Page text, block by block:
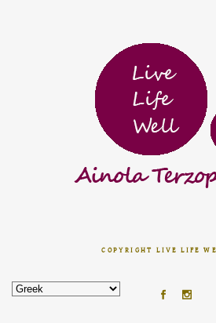
COPYRIGHT LIVE LIFE